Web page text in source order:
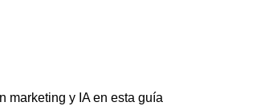
marketing y IA en esta guía